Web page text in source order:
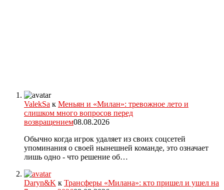
ValekSa к Меньян и «Милан»: тревожное лето и
слишком много вопросов перед
возвращением08.08.2026
Обычно когда игрок удаляет из своих соцсетей
упоминания о своей нынешней команде, это означает
лишь одно - что решение об…
Daryn&K к Трансферы «Милана»: кто пришел и ушел на